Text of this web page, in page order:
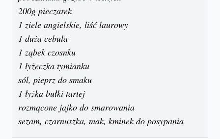
200g pieczarek
1 ziele angielskie, liść laurowy
1 duża cebula
1 ząbek czosnku
1 łyżeczka tymianku
sól, pieprz do smaku
1 łyżka bułki tartej
rozmącone jajko do smarowania
sezam, czarnuszka, mak, kminek do posypania